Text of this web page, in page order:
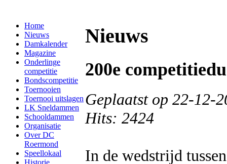
Home
Nieuws
Damkalender
Magazine
Onderlinge
competitie
Bondscompetitie
Toernooien
Toernooi uitslagen
LK Sneldammen
Schooldammen
Organisatie
Over DC
Roermond
Speellokaal
Historie
Nieuws
200e
Geplaatst op 22-12-
Hits: 2424
In de wedstrijd